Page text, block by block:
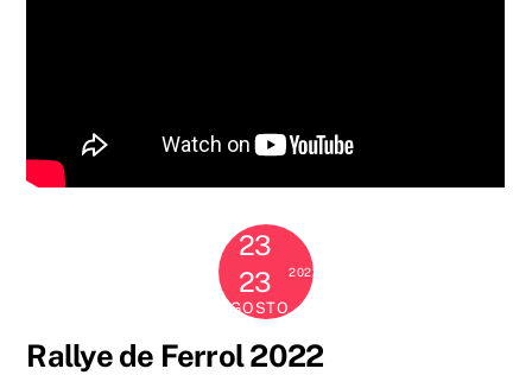
23
23
AGOSTO
2022
Rallye de Ferrol 2022